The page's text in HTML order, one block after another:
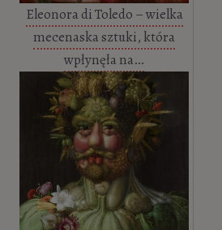
Eleonora di Toledo – wielka
mecenaska sztuki, która
wpłynęła na…